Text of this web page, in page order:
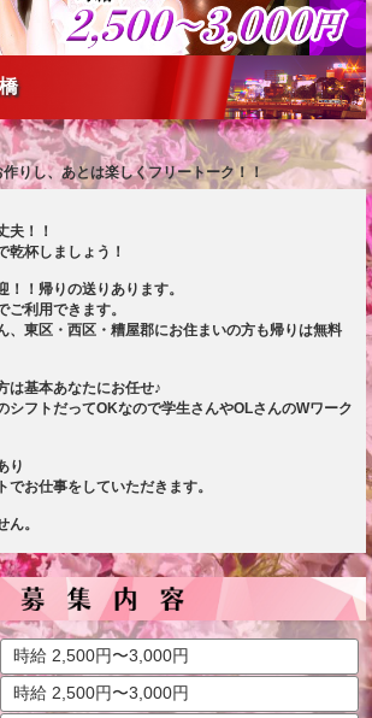
りし、あとは楽しくフリートーク！！
夫！！
乾杯しましょう！
！帰りの送りあります。
利用できます。
、東区・西区・糟屋郡にお住まいの方も帰りは無料
は基本あなたにお任せ♪
シフトだってOKなので学生さんやOLさんのWワーク
り
でお仕事をしていただきます。
。
時給 2,500円〜3,000円
時給 2,500円〜3,000円